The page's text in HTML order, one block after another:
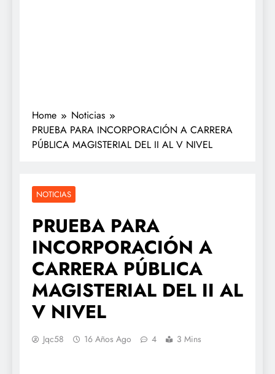
Home
Noticias
PRUEBA PARA INCORPORACIÓN A CARRERA
PÚBLICA MAGISTERIAL DEL II AL V NIVEL
NOTICIAS
PRUEBA PARA
INCORPORACIÓN A
CARRERA PÚBLICA
MAGISTERIAL DEL II AL
V NIVEL
Jqc58 16 Años Ago 4 3 Mins